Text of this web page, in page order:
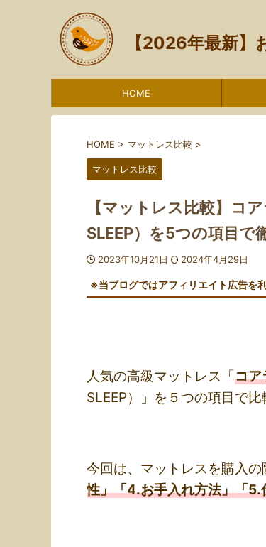
【2026年最新】
HOME
HOME > マットレス比較 >
マットレス比較
【マットレス比較】コ
SLEEP）を5つの項目で
2023年10月21日 2024年4月29日
※当ブログではアフィリエイト広告を利
人気の高級マットレス「コア
SLEEP）」を５つの項目で比
今回は、マットレスを購入の
性」「4.お手入れ方法」「5.